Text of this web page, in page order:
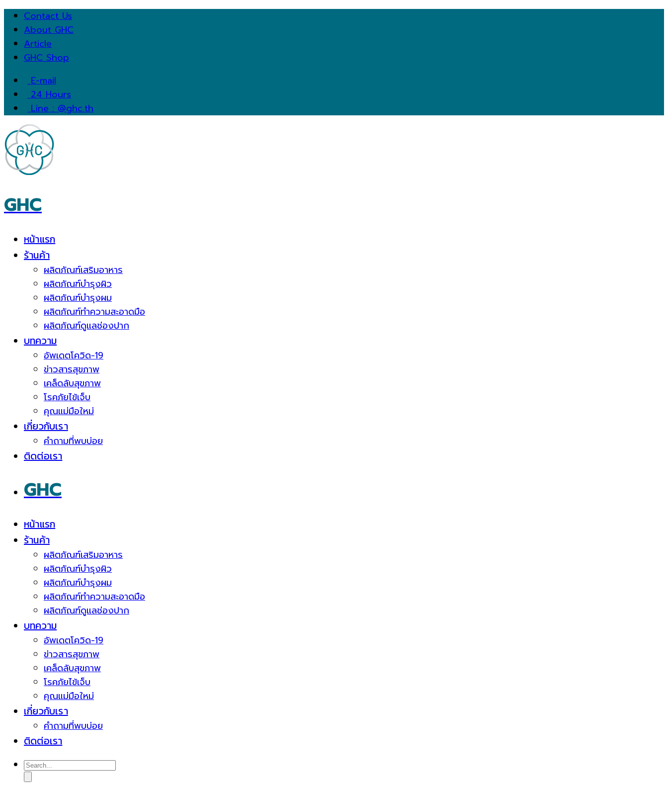
Contact Us
About GHC
Article
GHC Shop
E-mail
24 Hours
Line : @ghc.th
GHC
หน้าแรก
ร้านค้า
ผลิตภัณฑ์เสริมอาหาร
ผลิตภัณฑ์บำรุงผิว
ผลิตภัณฑ์บำรุงผม
ผลิตภัณฑ์ทำความสะอาดมือ
ผลิตภัณฑ์ดูแลช่องปาก
บทความ
อัพเดตโควิด-19
ข่าวสารสุขภาพ
เคล็ดลับสุขภาพ
โรคภัยไข้เจ็บ
คุณแม่มือใหม่
เกี่ยวกับเรา
คำถามที่พบบ่อย
ติดต่อเรา
GHC
หน้าแรก
ร้านค้า
ผลิตภัณฑ์เสริมอาหาร
ผลิตภัณฑ์บำรุงผิว
ผลิตภัณฑ์บำรุงผม
ผลิตภัณฑ์ทำความสะอาดมือ
ผลิตภัณฑ์ดูแลช่องปาก
บทความ
อัพเดตโควิด-19
ข่าวสารสุขภาพ
เคล็ดลับสุขภาพ
โรคภัยไข้เจ็บ
คุณแม่มือใหม่
เกี่ยวกับเรา
คำถามที่พบบ่อย
ติดต่อเรา